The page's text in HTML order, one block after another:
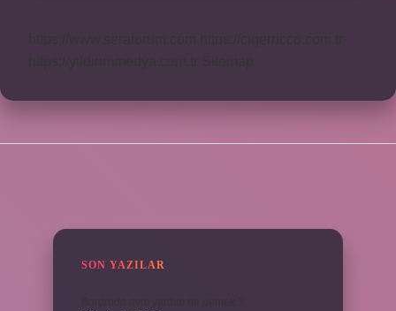
SON YAZILAR